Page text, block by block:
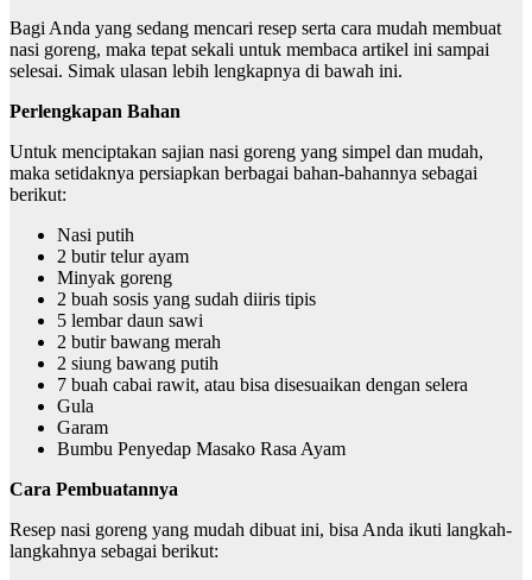
Bagi Anda yang sedang mencari resep serta cara mudah membuat
nasi goreng, maka tepat sekali untuk membaca artikel ini sampai
selesai. Simak ulasan lebih lengkapnya di bawah ini.
Perlengkapan Bahan
Untuk menciptakan sajian nasi goreng yang simpel dan mudah,
maka setidaknya persiapkan berbagai bahan-bahannya sebagai
berikut:
Nasi putih
2 butir telur ayam
Minyak goreng
2 buah sosis yang sudah diiris tipis
5 lembar daun sawi
2 butir bawang merah
2 siung bawang putih
7 buah cabai rawit, atau bisa disesuaikan dengan selera
Gula
Garam
Bumbu Penyedap Masako Rasa Ayam
Cara Pembuatannya
Resep nasi goreng yang mudah dibuat ini, bisa Anda ikuti langkah-
langkahnya sebagai berikut: